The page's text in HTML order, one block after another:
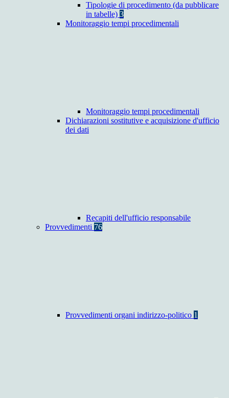
Tipologie di procedimento (da pubblicare
in tabelle) 3
Monitoraggio tempi procedimentali
Monitoraggio tempi procedimentali
Dichiarazioni sostitutive e acquisizione d'ufficio
dei dati
Recapiti dell'ufficio responsabile
Provvedimenti 76
Provvedimenti organi indirizzo-politico 1